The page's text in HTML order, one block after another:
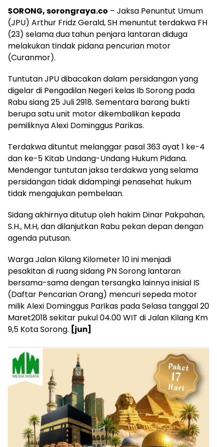
SORONG, sorongraya.co – Jaksa Penuntut Umum
(JPU) Arthur Fridz Gerald, SH menuntut terdakwa FH
(23) selama dua tahun penjara lantaran diduga
melakukan tindak pidana pencurian motor
(Curanmor).
Tuntutan JPU dibacakan dalam persidangan yang
digelar di Pengadilan Negeri kelas Ib Sorong pada
Rabu siang 25 Juli 2918. Sementara barang bukti
berupa satu unit motor dikembalikan kepada
pemiliknya Alexi Dominggus Parikas.
Terdakwa dituntut melanggar pasal 363 ayat 1 ke-4
dan ke-5 Kitab Undang-Undang Hukum Pidana.
Mendengar tuntutan jaksa terdakwa yang selama
persidangan tidak didampingi penasehat hukum
tidak mengajukan pembelaan.
Sidang akhirnya ditutup oleh hakim Dinar Pakpahan,
S.H., M.H, dan dilanjutkan Rabu pekan depan dengan
agenda putusan.
Warga Jalan Kilang Kilometer 10 ini menjadi
pesakitan di ruang sidang PN Sorong lantaran
bersama-sama dengan tersangka lainnya inisial IS
(Daftar Pencarian Orang) mencuri sepeda motor
milik Alexi Dominggus Parikas pada Selasa tanggal 20
Maret2018 sekitar pukul 04.00 WIT di Jalan Kilang Km
9,5 Kota Sorong. [jun]